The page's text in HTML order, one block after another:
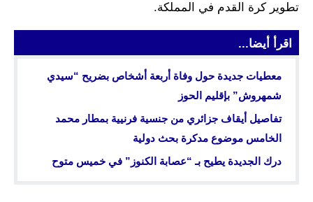
تطوير كرة القدم في المملكة.
اقرأ أيضا...
معطيات جديدة حول وفاة أربعة أشخاص بضريح “سيدي
شمهروش” بإقليم الحوز
تفاصيل أيقاف جزائري من جنسية فرنيية بمطار محمد
الخامس موضوع مدكرة بحث دولية
درك الجديدة يطيح بـ “عصابة الكنوز” في خميس متوح